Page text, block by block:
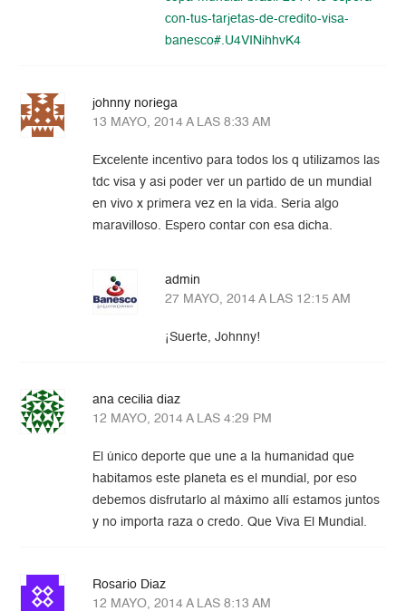
con-tus-tarjetas-de-credito-visa-
banesco#.U4VINihhvK4
johnny noriega
13 MAYO, 2014 A LAS 8:33 AM
Excelente incentivo para todos los q utilizamos las
tdc visa y asi poder ver un partido de un mundial
en vivo x primera vez en la vida. Seria algo
maravilloso. Espero contar con esa dicha.
admin
27 MAYO, 2014 A LAS 12:15 AM
¡Suerte, Johnny!
ana cecilia diaz
12 MAYO, 2014 A LAS 4:29 PM
El único deporte que une a la humanidad que
habitamos este planeta es el mundial, por eso
debemos disfrutarlo al máximo allí estamos juntos
y no importa raza o credo. Que Viva El Mundial.
Rosario Diaz
12 MAYO, 2014 A LAS 8:13 AM